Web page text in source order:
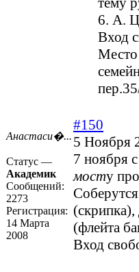
6. А.
Вход
Место
Анастаси�...
Статус —
Академик
Сообщений:
2273
Регистрация:
14 Марта
2008
#150
5 Ноября
7 ноября
мосту
(флейта
Вход